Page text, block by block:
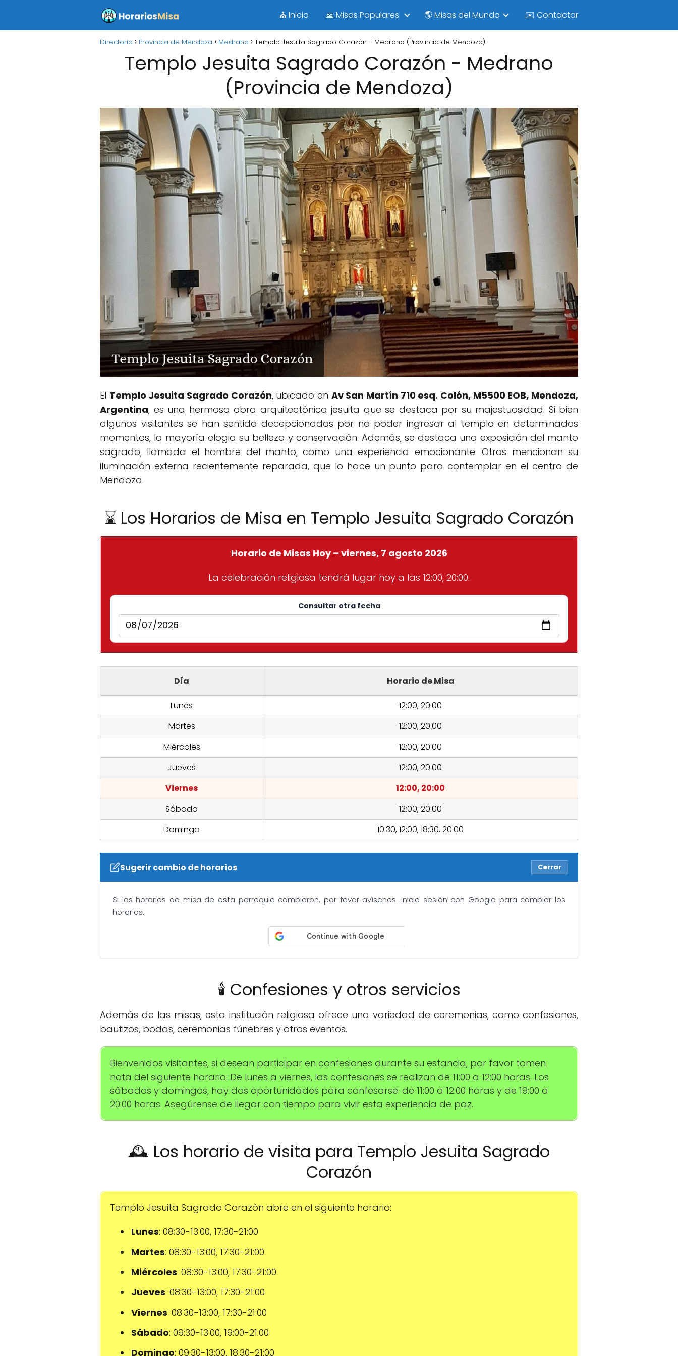
⛪ Inicio 🙏 Misas Populares 🌎 Misas del Mundo ✉️ Contactar
Directorio Provincia de Mendoza Medrano Templo Jesuita Sagrado Corazón - Medrano (Provincia de Mendoza)
Templo Jesuita Sagrado Corazón - Medrano
(Provincia de Mendoza)
El Templo Jesuita Sagrado Corazón, ubicado en Av San Martín 710 esq. Colón, M5500 EOB, Mendoza,
Argentina, es una hermosa obra arquitectónica jesuita que se destaca por su majestuosidad. Si bien
algunos visitantes se han sentido decepcionados por no poder ingresar al templo en determinados
momentos, la mayoría elogia su belleza y conservación. Además, se destaca una exposición del manto
sagrado, llamada el hombre del manto, como una experiencia emocionante. Otros mencionan su
iluminación externa recientemente reparada, que lo hace un punto para contemplar en el centro de
Mendoza.
⌛ Los Horarios de Misa en Templo Jesuita Sagrado Corazón
Horario de Misas Hoy – viernes, 7 agosto 2026
La celebración religiosa tendrá lugar hoy a las 12:00, 20:00.
Consultar otra fecha
Día Horario de Misa
Lunes
12:00, 20:00
Martes
12:00, 20:00
Miércoles
12:00, 20:00
Jueves
12:00, 20:00
Viernes
12:00, 20:00
Sábado
12:00, 20:00
Domingo
10:30, 12:00, 18:30, 20:00
Sugerir cambio de horarios Cerrar
Si los horarios de misa de esta parroquia cambiaron, por favor avísenos. Inicie sesión con Google para cambiar los
horarios.
🕯️ Confesiones y otros servicios
Además de las misas, esta institución religiosa ofrece una variedad de ceremonias, como confesiones,
bautizos, bodas, ceremonias fúnebres y otros eventos.
Bienvenidos visitantes, si desean participar en confesiones durante su estancia, por favor tomen
nota del siguiente horario: De lunes a viernes, las confesiones se realizan de 11:00 a 12:00 horas. Los
sábados y domingos, hay dos oportunidades para confesarse: de 11:00 a 12:00 horas y de 19:00 a
20:00 horas. Asegúrense de llegar con tiempo para vivir esta experiencia de paz.
🕰️ Los horario de visita para Templo Jesuita Sagrado
Corazón
Templo Jesuita Sagrado Corazón abre en el siguiente horario:
Lunes: 08:30-13:00, 17:30-21:00
Martes: 08:30-13:00, 17:30-21:00
Miércoles: 08:30-13:00, 17:30-21:00
Jueves: 08:30-13:00, 17:30-21:00
Viernes: 08:30-13:00, 17:30-21:00
Sábado: 09:30-13:00, 19:00-21:00
Domingo: 09:30-13:00, 18:30-21:00